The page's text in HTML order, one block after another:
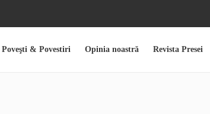
Poveşti & Povestiri Opinia noastră Revista Presei